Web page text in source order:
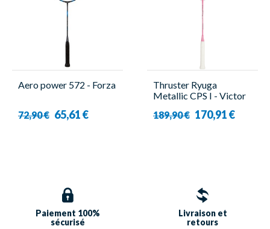
Aero power 572 - Forza
72,90 € 65,61 €
Thruster Ryuga
Metallic CPS I - Victor
189,90 € 170,91 €
Paiement 100%
sécurisé
Livraison et
retours